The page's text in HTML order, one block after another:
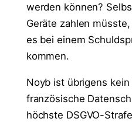
werden können?
Geräte zahlen
es bei einem
kommen.
Noyb ist übrigens
französische
höchste DSGVO-